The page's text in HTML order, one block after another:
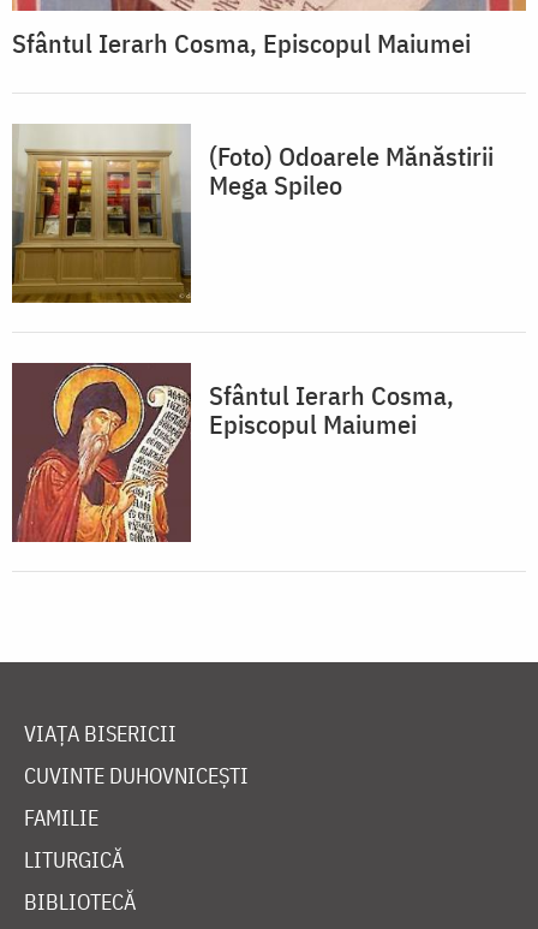
Sfântul Ierarh Cosma, Episcopul Maiumei
(Foto) Odoarele Mănăstirii
Mega Spileo
Sfântul Ierarh Cosma,
Episcopul Maiumei
VIAȚA BISERICII
CUVINTE DUHOVNICEȘTI
FAMILIE
LITURGICĂ
BIBLIOTECĂ